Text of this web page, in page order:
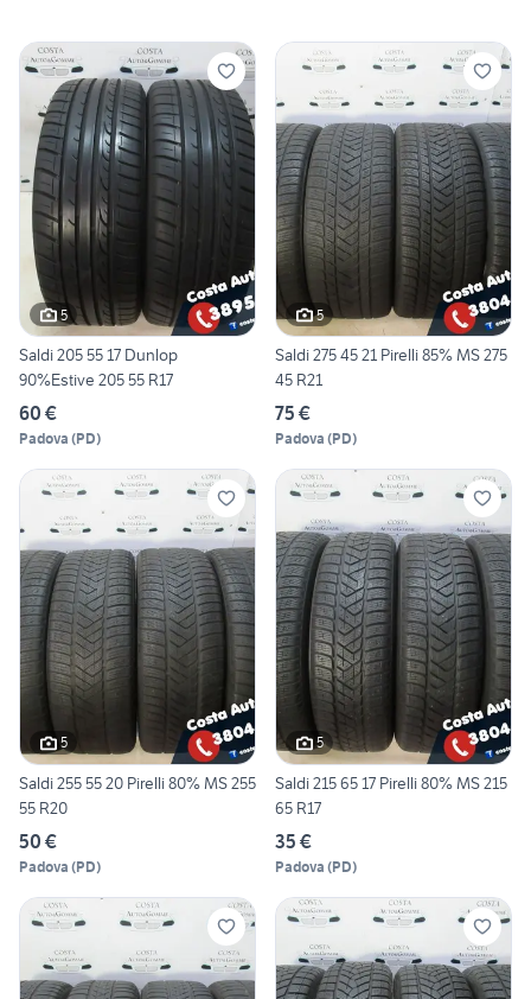
5
Saldi 205 55 17 Dunlop
90%Estive 205 55 R17
60 €
Padova (PD)
5
Saldi 275 45 21 Pirelli 85% MS 275
45 R21
75 €
Padova (PD)
5
Saldi 255 55 20 Pirelli 80% MS 255
55 R20
50 €
Padova (PD)
5
Saldi 215 65 17 Pirelli 80% MS 215
65 R17
35 €
Padova (PD)